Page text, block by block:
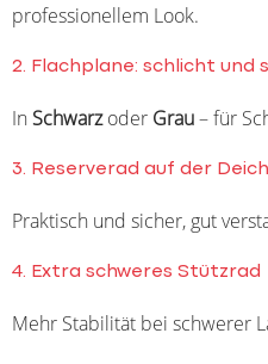
professionellem Look.
2. Flachplane: schlicht und
InSchwarzoder Grau– für
3. Reserverad auf der
Praktisch und sicher, gut
4. Extra schweres Stützrad
Mehr Stabilität bei schwerer